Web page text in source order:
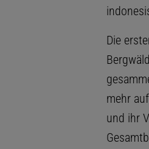
Die
mehr
und ihr